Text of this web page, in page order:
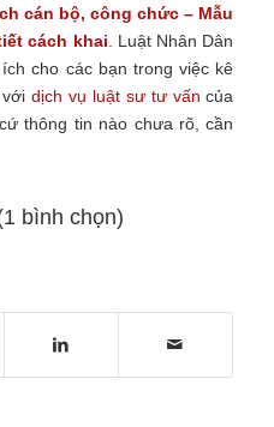
cán bộ, công chức – Mẫu
cách khai . Luật Nhân Dân
cho các bạn trong việc kê
vớidịch vụ luật sư tư vấn của
thông tin nào chưa rõ, cần
bình chọn)